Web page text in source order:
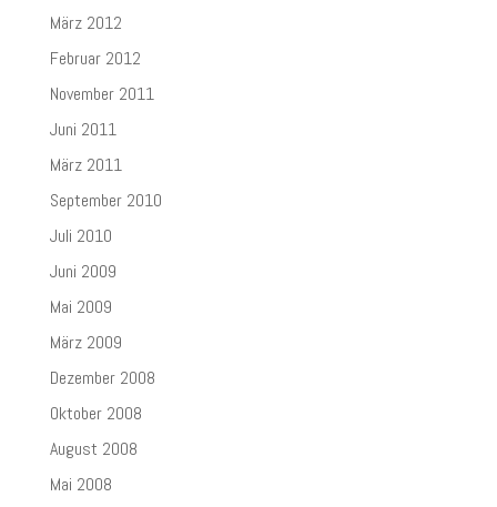
März 2012
Februar 2012
November 2011
Juni 2011
März 2011
September 2010
Juli 2010
Juni 2009
Mai 2009
März 2009
Dezember 2008
Oktober 2008
August 2008
Mai 2008